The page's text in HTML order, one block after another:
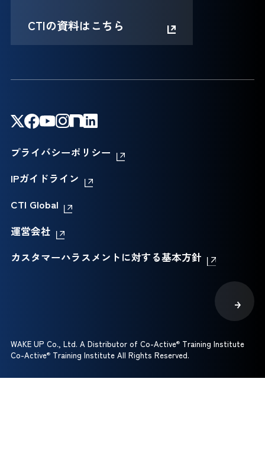
CTIの資料はこちら
プライバシーポリシー
IPガイドライン
CTI Global
運営会社
カスタマーハラスメントに対する基本方針
WAKE UP Co., Ltd. A Distributor of Co-Active®Training Institute
Co-Active®Training Institute All Rights Reserved.